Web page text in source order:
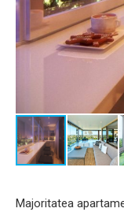
Majoritatea